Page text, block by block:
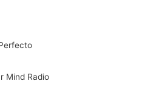
Ledge – Aiming For Hope (Not
Mind Radio